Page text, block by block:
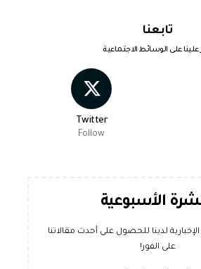
تابعنا
علينا على الوسائط الاجتماعية
Twitter
Follow
الأسبوعية
لدينا للحصول على أحدث مقالاتنا
على الفور!